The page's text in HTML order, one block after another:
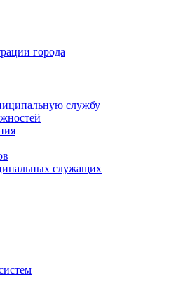
города
службу
служащих